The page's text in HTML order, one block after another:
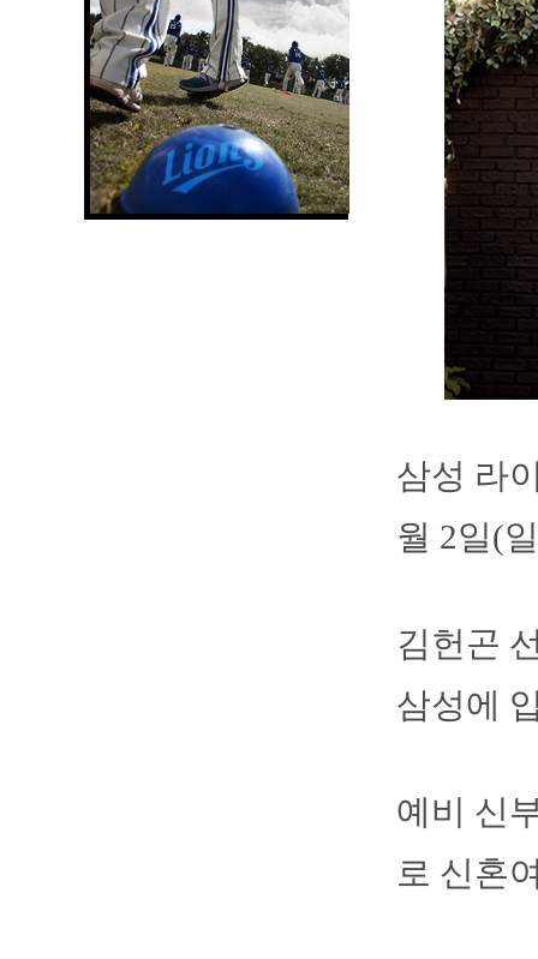
삼성 라
월 2일(
김헌곤
삼성에
예비 신
로 신혼